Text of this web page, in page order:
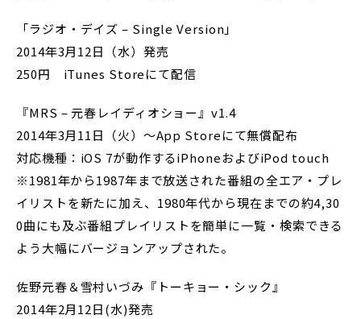
「ラジオ・デイズ – Single Version」
2014年3月12日（水）発売
250円 iTunes Storeにて配信
『MRS – 元春レイディオショー』v1.4
2014年3月11日（火）～App Storeにて無償配布
対応機種：iOS 7が動作するiPhoneおよびiPod touch
※1981年から1987年まで放送された番組の全エア・プレ
イリストを新たに加え、1980年代から現在までの約4,30
0曲にも及ぶ番組プレイリストを簡単に一覧・検索できる
よう大幅にバージョンアップされた。
佐野元春＆雪村いづみ『トーキョー・シック』
2014年2月12日(水)発売